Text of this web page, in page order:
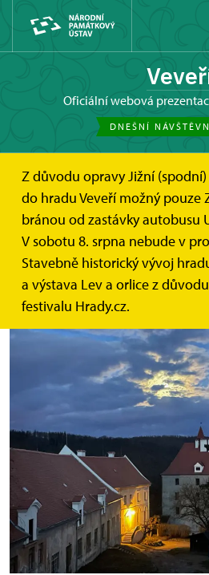
oficiální webová
DNEŠNÍ
Z důvodu opravy Jižní
do hradu Veveří možný pouze
bránou od zastávky autobusu
V sobotu 8. srpna nebude v
Stavebně historický vývoj
a výstava Lev a orlice z
festivalu Hrady.cz.
Hrad Veveří Akce
Hradozámecká noc
Veveří